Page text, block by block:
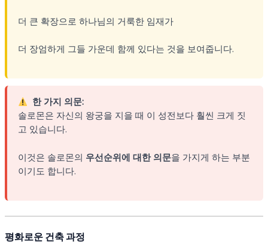
더 큰 확장으로 하나님의 거룩한 임재가
더 장엄하게 그들 가운데 함께 있다는 것을 보여줍니다.
한 가지 의문:
솔로몬은 자신의 왕궁을 지을 때 이 성전보다 훨씬 크게 짓
고 있습니다.
이것은 솔로몬의 우선순위에 대한 의문을 가지게 하는 부분
이기도 합니다.
평화로운 건축 과정